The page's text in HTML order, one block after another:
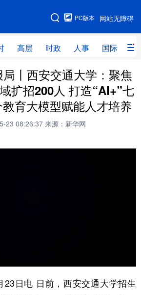
网站无障碍
PC版本
高层 时政 人事 国际 财
网站地图
高层 时政 人事
财经 网评 港澳
客智库 全球连线 教育
娱乐 时尚 悦读
丨西安交通大学：聚焦
扩招200人 打造“AI+”七
育大模型赋能人才培养
23 08:26:37 来源：新华网
23日电 日前，西安交通大学招生